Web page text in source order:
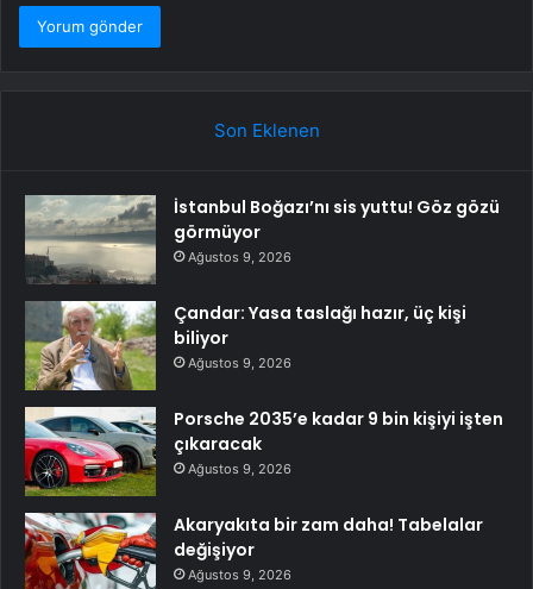
Son Eklenen
İstanbul Boğazı’nı sis yuttu! Göz gözü
görmüyor
Ağustos 9, 2026
Çandar: Yasa taslağı hazır, üç kişi
biliyor
Ağustos 9, 2026
Porsche 2035’e kadar 9 bin kişiyi işten
çıkaracak
Ağustos 9, 2026
Akaryakıta bir zam daha! Tabelalar
değişiyor
Ağustos 9, 2026